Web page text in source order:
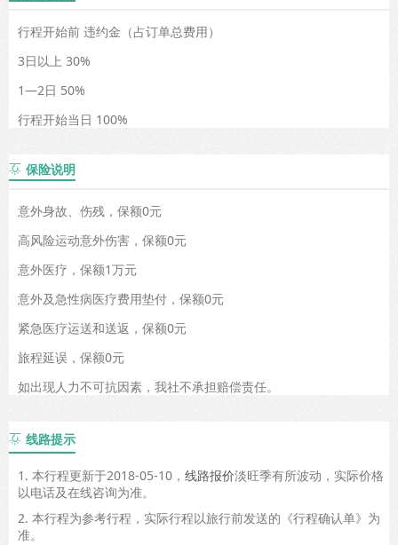
行程开始前 违约金（占订单总费用）
3日以上 30%
1—2日 50%
行程开始当日 100%
 保险说明
意外身故、伤残，保额0元
高风险运动意外伤害，保额0元
意外医疗，保额1万元
意外及急性病医疗费用垫付，保额0元
紧急医疗运送和送返，保额0元
旅程延误，保额0元
如出现人力不可抗因素，我社不承担赔偿责任。
 线路提示
1. 本行程更新于2018-05-10， 线路报价淡旺季有所波动，实际价格
以电话及在线咨询为准。
2. 本行程为参考行程，实际行程以旅行前发送的《行程确认单》为
准。